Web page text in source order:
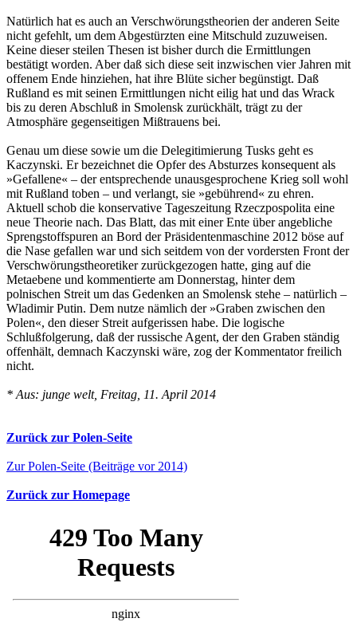
Natürlich hat es auch an Verschwörungstheorien der anderen Seite
nicht gefehlt, um dem Abgestürzten eine Mitschuld zuzuweisen.
Keine dieser steilen Thesen ist bisher durch die Ermittlungen
bestätigt worden. Aber daß sich diese seit inzwischen vier Jahren mit
offenem Ende hinziehen, hat ihre Blüte sicher begünstigt. Daß
Rußland es mit seinen Ermittlungen nicht eilig hat und das Wrack
bis zu deren Abschluß in Smolensk zurückhält, trägt zu der
Atmosphäre gegenseitigen Mißtrauens bei.
Genau um diese sowie um die Delegitimierung Tusks geht es
Kaczynski. Er bezeichnet die Opfer des Absturzes konsequent als
»Gefallene« – der entsprechende unausgesprochene Krieg soll wohl
mit Rußland toben – und verlangt, sie »gebührend« zu ehren.
Aktuell schob die konservative Tageszeitung Rzeczpospolita eine
neue Theorie nach. Das Blatt, das mit einer Ente über angebliche
Sprengstoffspuren an Bord der Präsidentenmaschine 2012 böse auf
die Nase gefallen war und sich seitdem von der vordersten Front der
Verschwörungstheoretiker zurückgezogen hatte, ging auf die
Metaebene und kommentierte am Donnerstag, hinter dem
polnischen Streit um das Gedenken an Smolensk stehe – natürlich –
Wladimir Putin. Dem nutze nämlich der »Graben zwischen den
Polen«, den dieser Streit aufgerissen habe. Die logische
Schlußfolgerung, daß der russische Agent, der den Graben ständig
offenhält, demnach Kaczynski wäre, zog der Kommentator freilich
nicht.
* Aus: junge welt, Freitag, 11. April 2014
Zurück zur Polen-Seite
Zur Polen-Seite (Beiträge vor 2014)
Zurück zur Homepage